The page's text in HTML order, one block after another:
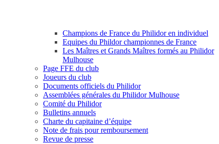
Champions de France du Philidor en individuel
Equipes du Phildor championnes de France
Les Maîtres et Grands Maîtres formés au Philidor
Mulhouse
Page FFE du club
Joueurs du club
Documents officiels du Philidor
Assemblées générales du Philidor Mulhouse
Comité du Philidor
Bulletins annuels
Charte du capitaine d’équipe
Note de frais pour remboursement
Revue de presse